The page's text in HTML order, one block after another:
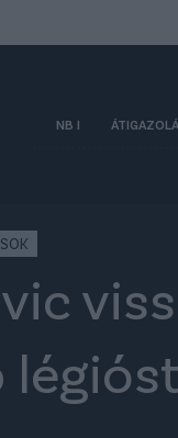
NB I